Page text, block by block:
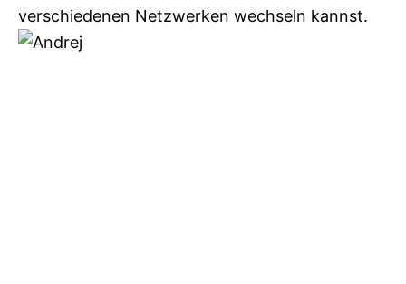
verschiedenen Netzwerken wechseln kannst.